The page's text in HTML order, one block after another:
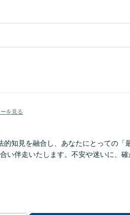
を見る
的知見を融合し、あなたにとっての
い伴走いたします。不安や迷いに、